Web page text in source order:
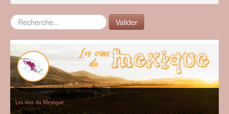
Rechercher Valider
Les vins du Mexique